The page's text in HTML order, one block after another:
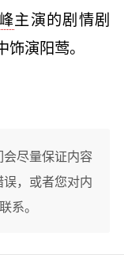
主演的剧情剧
演阳莺。
尽量保证内容
，或者您对内
系。